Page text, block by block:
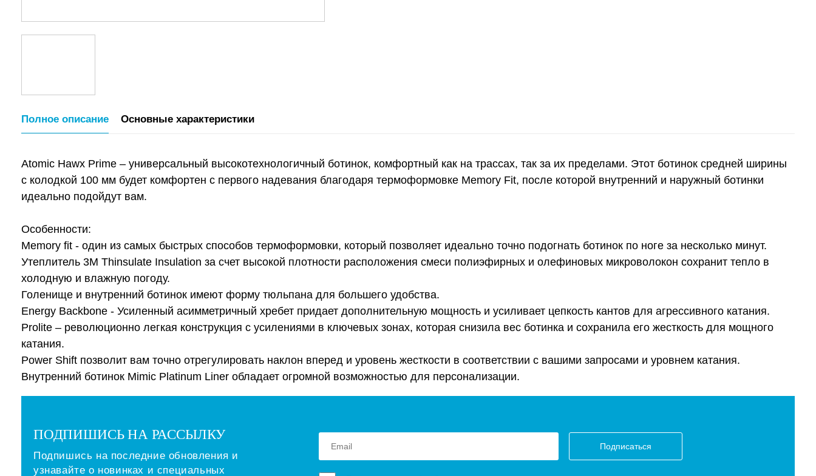
Полное описание Основные характеристики
Atomic Hawx Prime – универсальный высокотехнологичный ботинок, комфортный как на трассах, так за их пределами. Этот ботинок средней ширины
с колодкой 100 мм будет комфортен с первого надевания благодаря термоформовке Memory Fit, после которой внутренний и наружный ботинки
идеально подойдут вам.
Особенности:
Мemory fit - один из самых быстрых способов термоформовки, который позволяет идеально точно подогнать ботинок по ноге за несколько минут.
Утеплитель 3M Thinsulate Insulation за счет высокой плотности расположения смеси полиэфирных и олефиновых микроволокон сохранит тепло в
холодную и влажную погоду.
Голенище и внутренний ботинок имеют форму тюльпана для большего удобства.
Energy Backbone - Усиленный асимметричный хребет придает дополнительную мощность и усиливает цепкость кантов для агрессивного катания.
Prolite – революционно легкая конструкция с усилениями в ключевых зонах, которая снизила вес ботинка и сохранила его жесткость для мощного
катания.
Power Shift позволит вам точно отрегулировать наклон вперед и уровень жесткости в соответствии с вашими запросами и уровнем катания.
Внутренний ботинок Mimic Platinum Liner обладает огромной возможностью для персонализации.
ПОДПИШИСЬ НА РАССЫЛКУ
Подпишись на последние обновления и
узнавайте о новинках и специальных
Подписаться